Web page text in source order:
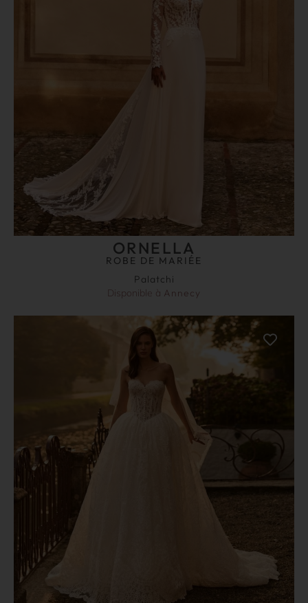
ORNELLA
ROBE DE MARIÉE
Palatchi
Disponible à Annecy